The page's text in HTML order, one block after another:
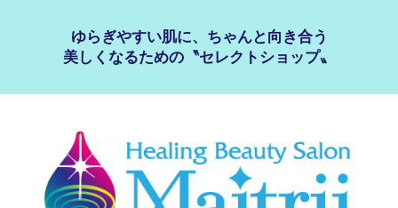
ゆらぎやすい肌に、ちゃんと向き合う
美しくなるための〝セレクトショップ〟